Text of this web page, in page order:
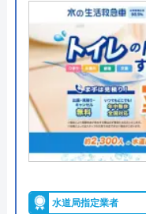
創業・設立
所在地
〒
大
対応エリア 全国
●累計実績 ―
●保証・保険 事
株式会社アン
株式会社アンスイ
エリアは富山・石
水道局指定業者